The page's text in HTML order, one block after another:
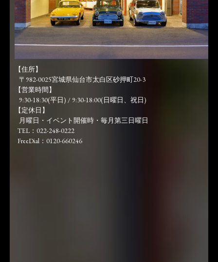
【住所】
〒982-0025宮城県仙台市太白区砂押町20-3
【営業時間】
9:30-18:30(平日) / 9:30-18:00(日曜日、祝日)
【定休日】
月曜日・イベント開催時・毎月第三日曜日
TEL：022-248-0222
FreeDial：0120-660246